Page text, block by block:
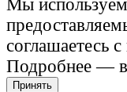
Мы
соглашаетесь
Подробнее — в
Принять